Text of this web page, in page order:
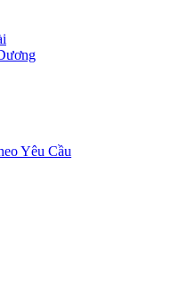
Yêu Cầu